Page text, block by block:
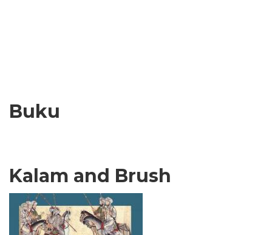
Buku
Kalam and Brush